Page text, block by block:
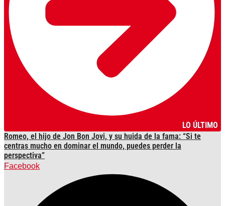
LO ÚLTIMO
Romeo, el hijo de Jon Bon Jovi, y su huida de la fama: “Si te
centras mucho en dominar el mundo, puedes perder la
perspectiva”
Facebook